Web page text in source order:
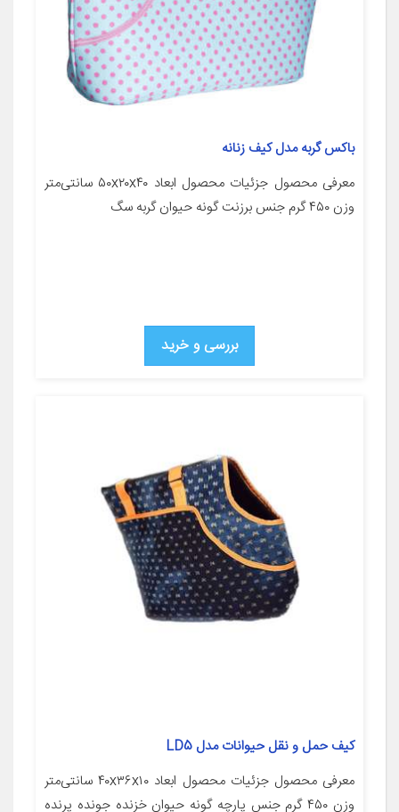
باکس گربه مدل کیف زنانه
معرفی محصول جزئیات محصول ابعاد ۵۰x۲۰x۴۰ سانتی‌متر
وزن ۴۵۰ گرم جنس برزنت گونه حیوان گربه سگ
بررسی و خرید
کیف حمل و نقل حیوانات مدل LD5
معرفی محصول جزئیات محصول ابعاد ۴۰x۳۶x۱۰ سانتی‌متر
وزن ۴۵۰ گرم جنس پارچه گونه حیوان خزنده جونده پرنده